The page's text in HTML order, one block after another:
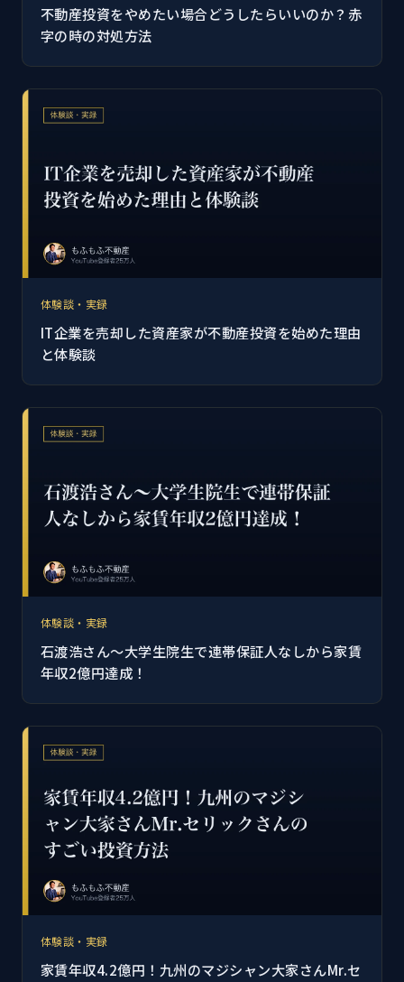
不動産投資をやめたい場合どうしたらいいのか？赤
字の時の対処方法
体験談・実録
IT企業を売却した資産家が不動産投資を始めた理由
と体験談
体験談・実録
石渡浩さん～大学生院生で連帯保証人なしから家賃
年収2億円達成！
体験談・実録
家賃年収4.2億円！九州のマジシャン大家さんMr.セ